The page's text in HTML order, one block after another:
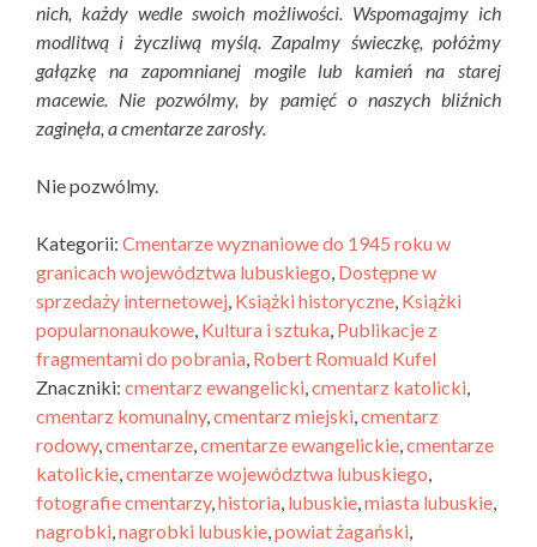
nich, każdy wedle swoich możliwości. Wspomagajmy ich
modlitwą i życzliwą myślą. Zapalmy świeczkę, połóżmy
gałązkę na zapomnianej mogile lub kamień na starej
macewie. Nie pozwólmy, by pamięć o naszych bliźnich
zaginęła, a cmentarze zarosły.
Nie pozwólmy.
Kategorii: Cmentarze wyznaniowe do 1945 roku w
granicach województwa lubuskiego, Dostępne w
sprzedaży internetowej, Książki historyczne, Książki
popularnonaukowe, Kultura i sztuka, Publikacje z
fragmentami do pobrania, Robert Romuald Kufel
Znaczniki: cmentarz ewangelicki,cmentarz katolicki,
cmentarz komunalny,cmentarz miejski,cmentarz
rodowy,cmentarze,cmentarze ewangelickie,cmentarze
katolickie,cmentarze województwa lubuskiego,
fotografie cmentarzy,historia, lubuskie,miasta lubuskie,
nagrobki,nagrobki lubuskie,powiat żagański,